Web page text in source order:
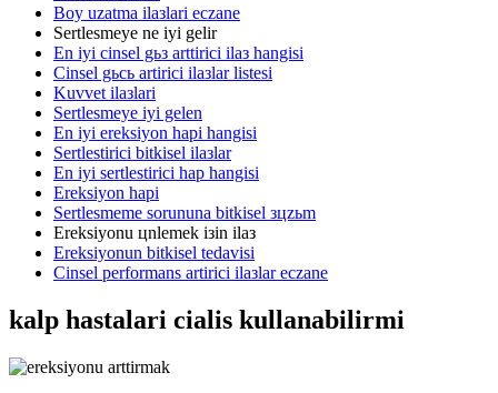
Boy uzatma ilaзlari eczane
Sertlesmeye ne iyi gelir
En iyi cinsel gьз arttirici ilaз hangisi
Cinsel gьcь artirici ilaзlar listesi
Kuvvet ilaзlari
Sertlesmeye iyi gelen
En iyi ereksiyon hapi hangisi
Sertlestirici bitkisel ilaзlar
En iyi sertlestirici hap hangisi
Ereksiyon hapi
Sertlesmeme sorununa bitkisel зцzьm
Ereksiyonu цnlemek iзin ilaз
Ereksiyonun bitkisel tedavisi
Cinsel performans artirici ilaзlar eczane
kalp hastalari cialis kullanabilirmi